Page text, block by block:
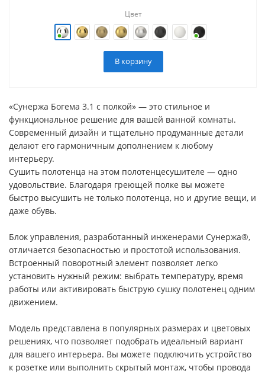
Цвет
В корзину
«Сунержа Богема 3.1 с полкой» — это стильное и
функциональное решение для вашей ванной комнаты.
Современный дизайн и тщательно продуманные детали
делают его гармоничным дополнением к любому
интерьеру.
Сушить полотенца на этом полотенцесушителе — одно
удовольствие. Благодаря греющей полке вы можете
быстро высушить не только полотенца, но и другие вещи, и
даже обувь.
Блок управления, разработанный инженерами Сунержа®,
отличается безопасностью и простотой использования.
Встроенный поворотный элемент позволяет легко
установить нужный режим: выбрать температуру, время
работы или активировать быструю сушку полотенец одним
движением.
Модель представлена в популярных размерах и цветовых
решениях, что позволяет подобрать идеальный вариант
для вашего интерьера. Вы можете подключить устройство
к розетке или выполнить скрытый монтаж, чтобы провода